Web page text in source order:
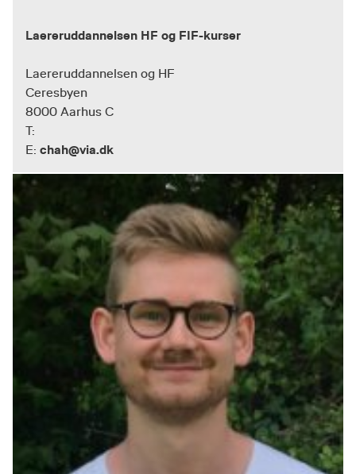
Laereruddannelsen HF og FIF-kurser
Laereruddannelsen og HF
Ceresbyen
8000 Aarhus C
T:
E: chah@via.dk